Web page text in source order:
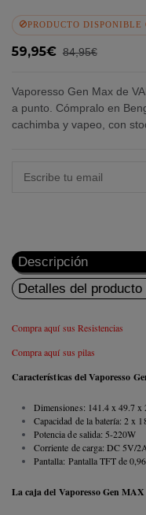
PRODUCTO DISPONIBLE
59,95€ 84,95€
Vaporesso Gen Max de
a punto. Cómpralo en
cachimba y vapeo, con
Descripción
Detalles del producto
Compra aquí sus Resistencias
Compra aquí sus pilas
Características del Vaporesso
Dimensiones: 141.4 x 49.7 x
Capacidad de la batería: 2 x
Potencia de salida: 5-220W
Corriente de carga: DC 5V/
Pantalla: Pantalla TFT de
La caja del Vaporesso Gen